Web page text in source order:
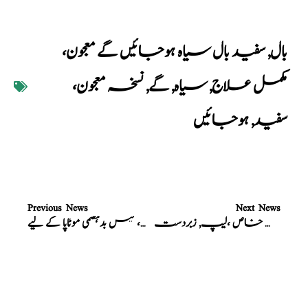
بال,سفید بال سیاہ ہوجائیں گے معجون،
مکمل علاج,سیاہ,گے,نسخہ معجون،
سفید,ہوجائیں
Previous News
نسخہ،گیس بدہضمی موٹاپا کے لیے
Next News
طلاء عضو خاص ،لیپ, زبردست